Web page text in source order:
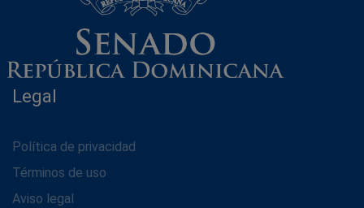
Legal
Política de privacidad
Términos de uso
Aviso legal